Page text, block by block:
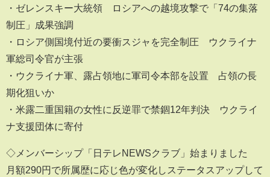
・ゼレンスキー大統領 ロシアへの越境攻撃で「74の集落
制圧」成果強調
・ロシア側国境付近の要衝スジャを完全制圧 ウクライナ
軍総司令官が主張
・ウクライナ軍、露占領地に軍司令本部を設置 占領の長
期化狙いか
・米露二重国籍の女性に反逆罪で禁錮12年判決 ウクライ
ナ支援団体に寄付
◇メンバーシップ「日テレNEWSクラブ」始まりました
月額290円で所属歴に応じ色が変化しステータスアップして